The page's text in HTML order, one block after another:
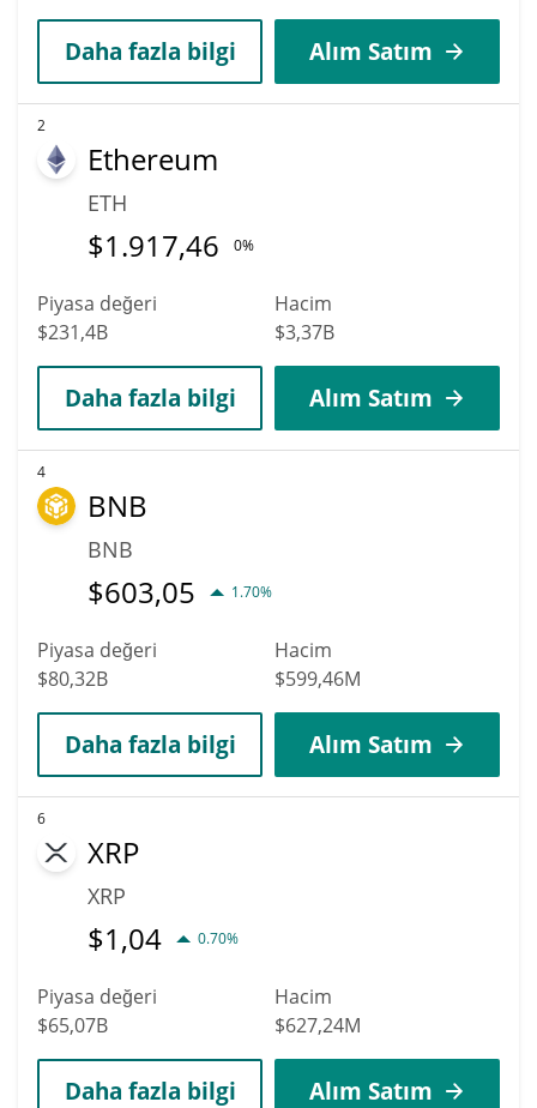
Daha fazla bilgi Alım Satım
2
Ethereum
ETH
$1.917,46 0%
Piyasa değeri
$231,4B
Hacim
$3,37B
Daha fazla bilgi Alım Satım
4
BNB
BNB
$603,05 1.70%
Piyasa değeri
$80,32B
Hacim
$599,46M
Daha fazla bilgi Alım Satım
6
XRP
XRP
$1,04 0.70%
Piyasa değeri
$65,07B
Hacim
$627,24M
Daha fazla bilgi Alım Satım